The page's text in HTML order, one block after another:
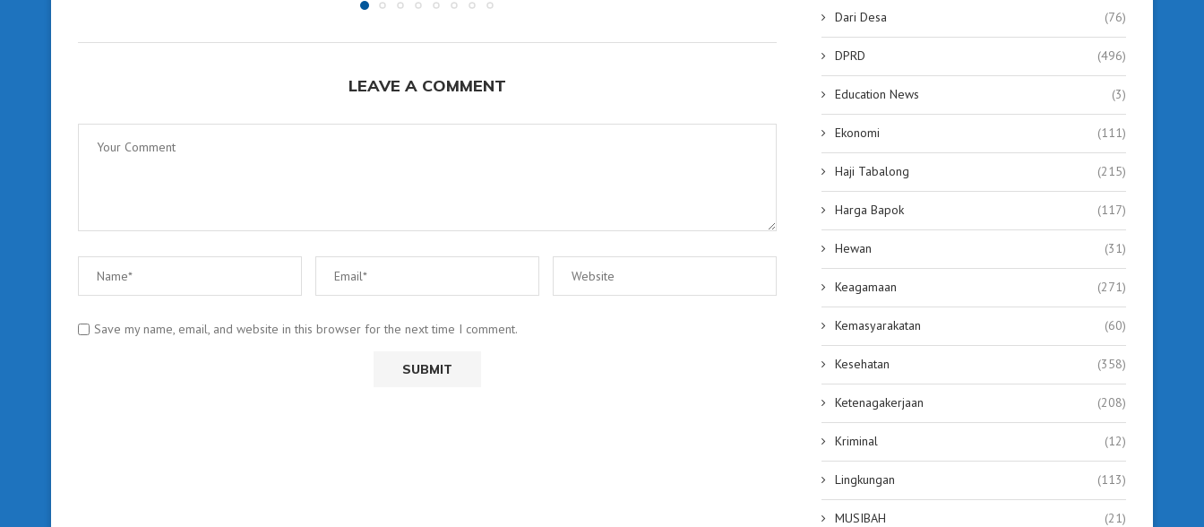
LEAVE A COMMENT
Save my name, email, and website in this browser for the next time I comment.
Dari Desa (76)
DPRD (496)
Education News (3)
Ekonomi (111)
Haji Tabalong (215)
Harga Bapok (117)
Hewan (31)
Keagamaan (271)
Kemasyarakatan (60)
Kesehatan (358)
Ketenagakerjaan (208)
Kriminal (12)
Lingkungan (113)
MUSIBAH (21)